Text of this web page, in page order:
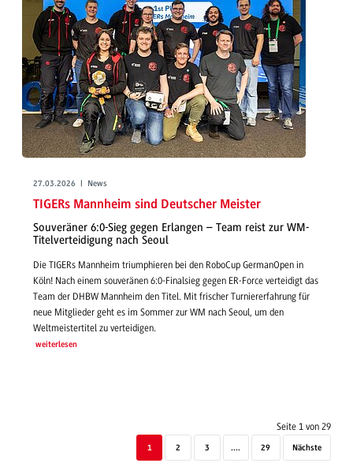
27.03.2026 | News
TIGERs Mannheim sind Deutscher Meister
Souveräner 6:0-Sieg gegen Erlangen – Team reist zur WM-
Titelverteidigung nach Seoul
Die TIGERs Mannheim triumphieren bei den RoboCup GermanOpen in
Köln! Nach einem souveränen 6:0-Finalsieg gegen ER-Force verteidigt das
Team der DHBW Mannheim den Titel. Mit frischer Turniererfahrung für
neue Mitglieder geht es im Sommer zur WM nach Seoul, um den
Weltmeistertitel zu verteidigen.
weiterlesen
Seite 1 von 29
1 2 3 .... 29 Nächste